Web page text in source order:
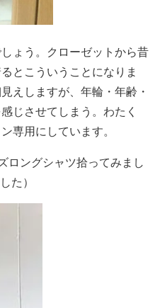
ょう。クローゼットから昔
とこういうことになりま
えしますが、年輪・年齢・
じさせてしまう。わたく
専用にしています。
ングシャツ拾ってみまし
た）